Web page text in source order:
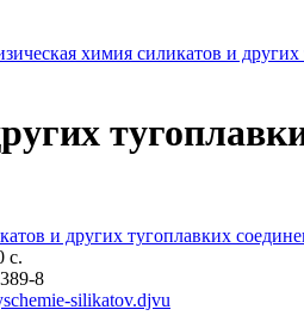
химия силикатов и других
и других тугоплавких
c.
8
silikatov.djvu